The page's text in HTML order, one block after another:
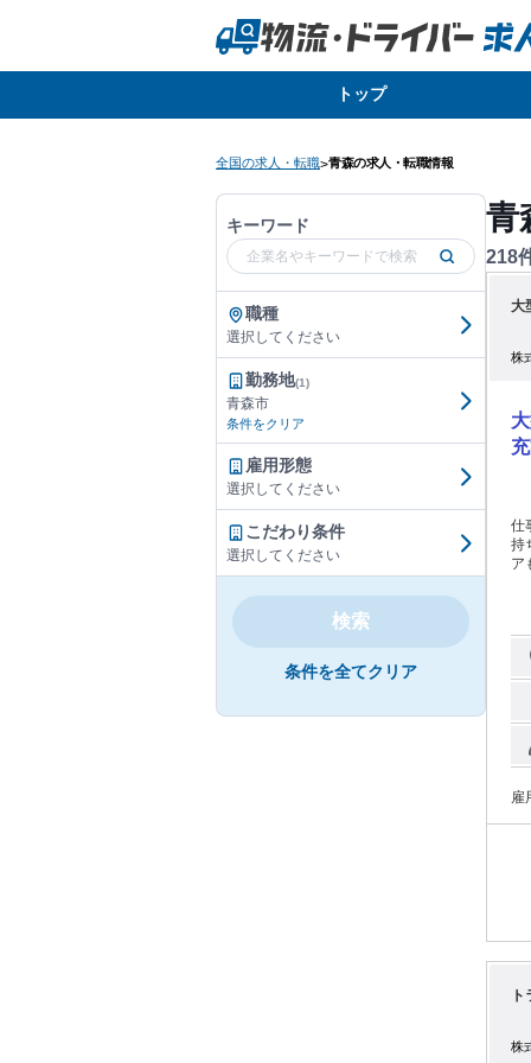
トップ
全国の求人・転職>青森の求人・転職情報
キーワード
職種
選択してください
勤務地(1)
青森市
条件をクリア
雇用形態
選択してください
こだわり条件
選択してください
検索
条件を全てクリア
青
218
大
株
仕
持ち
ア
大
は入社
術
先
ケジ
作
新
め
な
雇
株